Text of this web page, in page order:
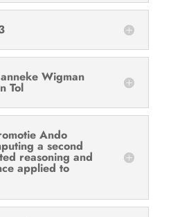
Wigman
Tol
Ando
a second
reasoning and
applied to